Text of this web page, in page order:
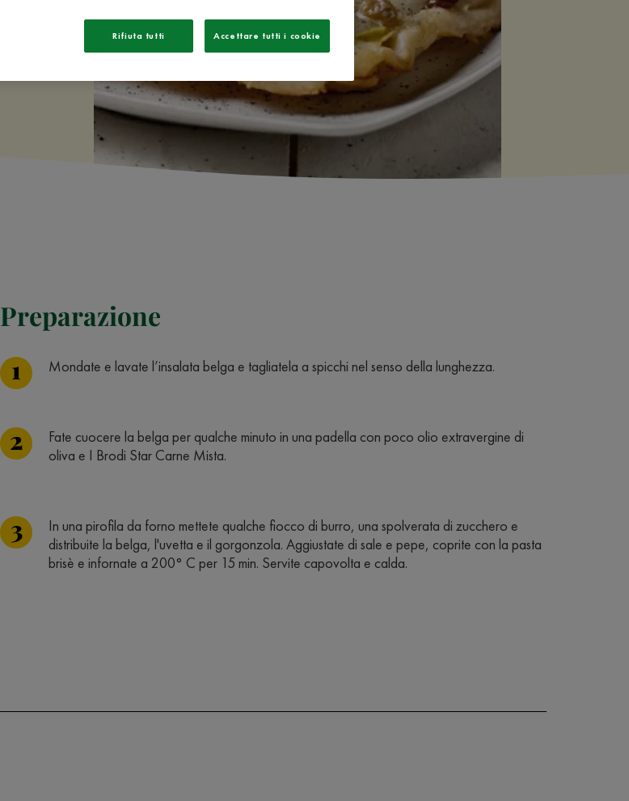
Preparazione
Mondate e lavate l’insalata belga e tagliatela a spicchi nel senso della lunghezza.
Fate cuocere la belga per qualche minuto in una padella con poco olio extravergine di
oliva e I Brodi Star Carne Mista.
In una pirofila da forno mettete qualche fiocco di burro, una spolverata di zucchero e
distribuite la belga, l'uvetta e il gorgonzola. Aggiustate di sale e pepe, coprite con la pasta
brisè e infornate a 200° C per 15 min. Servite capovolta e calda.
Rifiuta tutti Accettare tutti i cookie